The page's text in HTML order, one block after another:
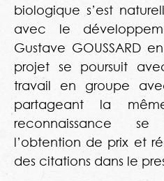
biologique s’est
avec le
Gustave GOUSSARD
projet se poursuit
travail en groupe
partageant la
reconnaissance
l’obtention de prix et
des citations dans le